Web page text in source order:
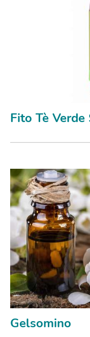
Fito Tè
Gelsomino